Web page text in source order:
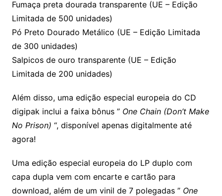
Fumaça preta dourada transparente (UE – Edição
Limitada de 500 unidades)
Pó Preto Dourado Metálico (UE – Edição Limitada
de 300 unidades)
Salpicos de ouro transparente (UE – Edição
Limitada de 200 unidades)
Além disso, uma edição especial europeia do CD
digipak inclui a faixa bônus ” One Chain (Don’t Make
No Prison) “, disponível apenas digitalmente até
agora!
Uma edição especial europeia do LP duplo com
capa dupla vem com encarte e cartão para
download, além de um vinil de 7 polegadas ” One